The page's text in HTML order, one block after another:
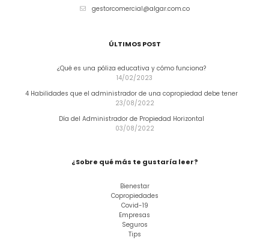
gestorcomercial@algar.com.co
ÚLTIMOS POST
¿Qué es una póliza educativa y cómo funciona?
14/02/2023
4 Habilidades que el administrador de una copropiedad debe tener
23/08/2022
Día del Administrador de Propiedad Horizontal
03/08/2022
¿Sobre qué más te gustaría leer?
Bienestar
Copropiedades
Covid-19
Empresas
Seguros
Tips